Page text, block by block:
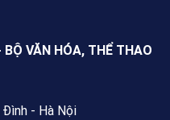
và ngoài nước, không
độ tuổi, nghề nghiệp hay
trú.
BỘ VĂN HÓA, THỂ THAO
- Hà Nội